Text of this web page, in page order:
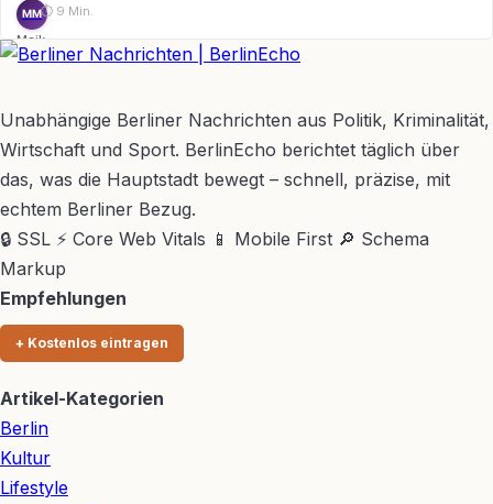
MM
Maik
Möhring
⏱ 9 Min.
Unabhängige Berliner Nachrichten aus Politik, Kriminalität,
Wirtschaft und Sport. BerlinEcho berichtet täglich über
das, was die Hauptstadt bewegt – schnell, präzise, mit
echtem Berliner Bezug.
🔒 SSL ⚡ Core Web Vitals 📱 Mobile First 🔎 Schema
Markup
Empfehlungen
+ Kostenlos eintragen
Artikel-Kategorien
Berlin
Kultur
Lifestyle